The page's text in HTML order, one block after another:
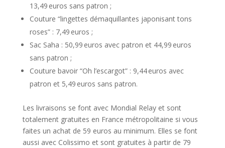
13,49 euros sans patron ;
Couture “lingettes démaquillantes japonisant tons
roses” : 7,49 euros ;
Sac Saha : 50,99 euros avec patron et 44,99 euros
sans patron ;
Couture bavoir “Oh l’escargot” : 9,44 euros avec
patron et 5,49 euros sans patron.
Les livraisons se font avec Mondial Relay et sont
totalement gratuites en France métropolitaine si vous
faites un achat de 59 euros au minimum. Elles se font
aussi avec Colissimo et sont gratuites à partir de 79